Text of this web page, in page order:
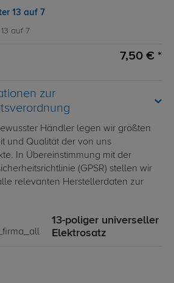
13 auf 7
auf 7
7,50 € *
zur
Händler legen wir größten
und Qualität der von uns
In Übereinstimmung mit der
(GPSR) stellen wir
relevanten Herstellerdaten zur
13-poliger universeller
Elektrosatz